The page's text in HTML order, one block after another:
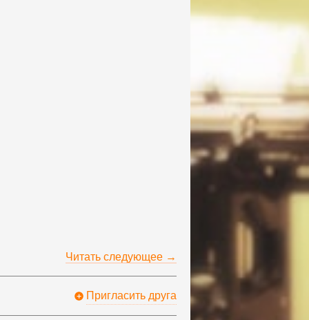
Читать следующее →
Пригласить друга